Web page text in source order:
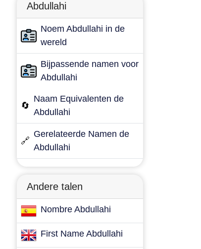
Abdullahi
Noem Abdullahi in de
wereld
Bijpassende namen voor
Abdullahi
🔄
Naam Equivalenten de
Abdullahi
🔗
Gerelateerde Namen de
Abdullahi
Andere talen
Nombre Abdullahi
First Name Abdullahi